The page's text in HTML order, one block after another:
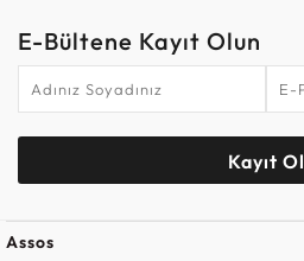
E-Bültene Kayıt Olun
Kayıt Ol
Assos